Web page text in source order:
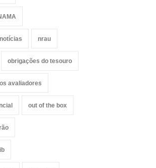
notícias nrau
obrigações do tesouro
avaliadores
out of the box